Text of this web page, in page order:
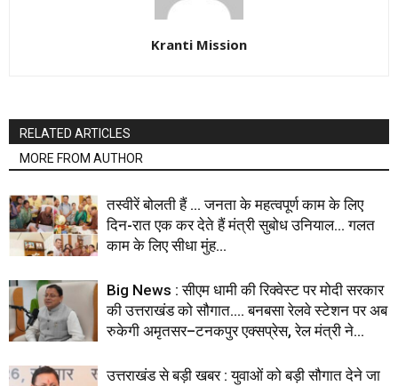
Kranti Mission
RELATED ARTICLES
MORE FROM AUTHOR
तस्वीरें बोलती हैं … जनता के महत्वपूर्ण काम के लिए
दिन-रात एक कर देते हैं मंत्री सुबोध उनियाल… गलत
काम के लिए सीधा मुंह...
Big News : सीएम धामी की रिक्वेस्ट पर मोदी सरकार
की उत्तराखंड को सौगात…. बनबसा रेलवे स्टेशन पर अब
रुकेगी अमृतसर–टनकपुर एक्सप्रेस, रेल मंत्री ने...
उत्तराखंड से बड़ी खबर : युवाओं को बड़ी सौगात देने जा